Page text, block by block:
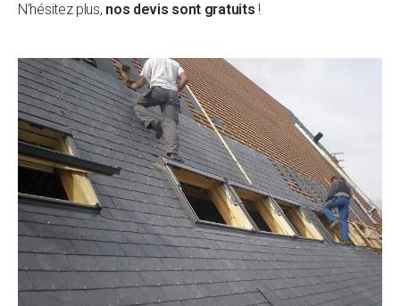
N’hésitez plus, nos devis sont gratuits !